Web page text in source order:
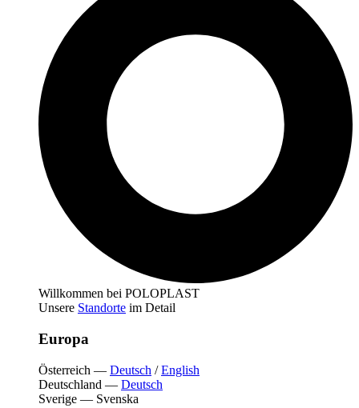
Willkommen bei POLOPLAST
Unsere Standorte im Detail
Europa
Österreich — Deutsch /English
Deutschland — Deutsch
Sverige — Svenska